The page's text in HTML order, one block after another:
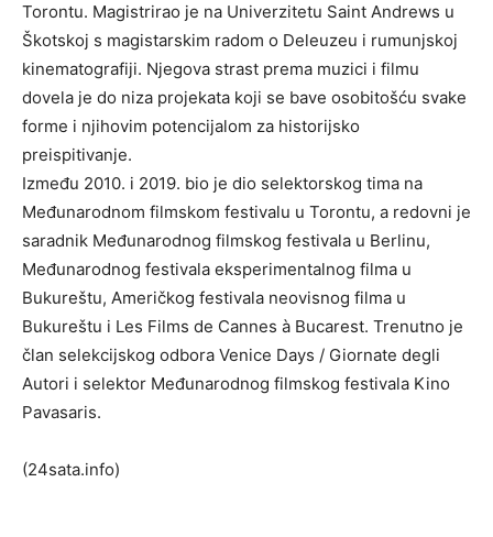
Torontu. Magistrirao je na Univerzitetu Saint Andrews u
Škotskoj s magistarskim radom o Deleuzeu i rumunjskoj
kinematografiji. Njegova strast prema muzici i filmu
dovela je do niza projekata koji se bave osobitošću svake
forme i njihovim potencijalom za historijsko
preispitivanje.
Između 2010. i 2019. bio je dio selektorskog tima na
Međunarodnom filmskom festivalu u Torontu, a redovni je
saradnik Međunarodnog filmskog festivala u Berlinu,
Međunarodnog festivala eksperimentalnog filma u
Bukureštu, Američkog festivala neovisnog filma u
Bukureštu i Les Films de Cannes à Bucarest. Trenutno je
član selekcijskog odbora Venice Days / Giornate degli
Autori i selektor Međunarodnog filmskog festivala Kino
Pavasaris.
(24sata.info)